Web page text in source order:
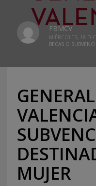
FBMCV
MIÉRCOLES, 18
BECAS O
MUJER